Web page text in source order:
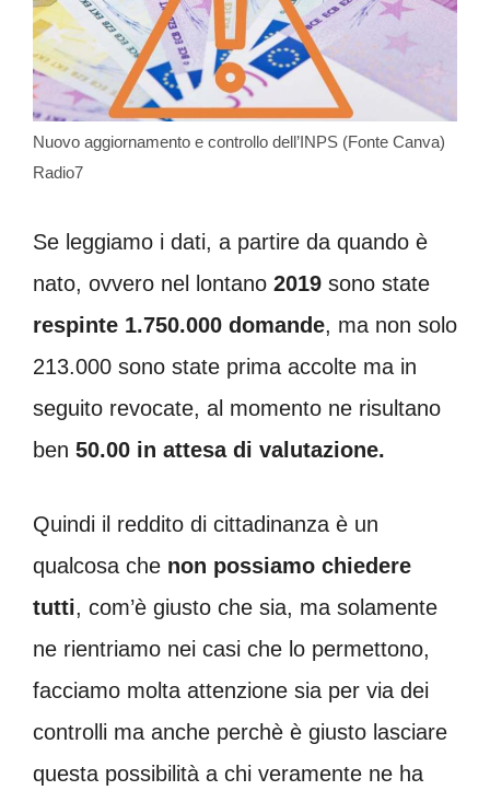
Nuovo aggiornamento e controllo dell’INPS (Fonte Canva)
Radio7
Se leggiamo i dati, a partire da quando è
nato, ovvero nel lontano 2019 sono state
respinte 1.750.000 domande, ma non solo
213.000 sono state prima accolte ma in
seguito revocate, al momento ne risultano
ben 50.00 in attesa di valutazione.
Quindi il reddito di cittadinanza è un
qualcosa che non possiamo chiedere
tutti, com’è giusto che sia, ma solamente
ne rientriamo nei casi che lo permettono,
facciamo molta attenzione sia per via dei
controlli ma anche perchè è giusto lasciare
questa possibilità a chi veramente ne ha